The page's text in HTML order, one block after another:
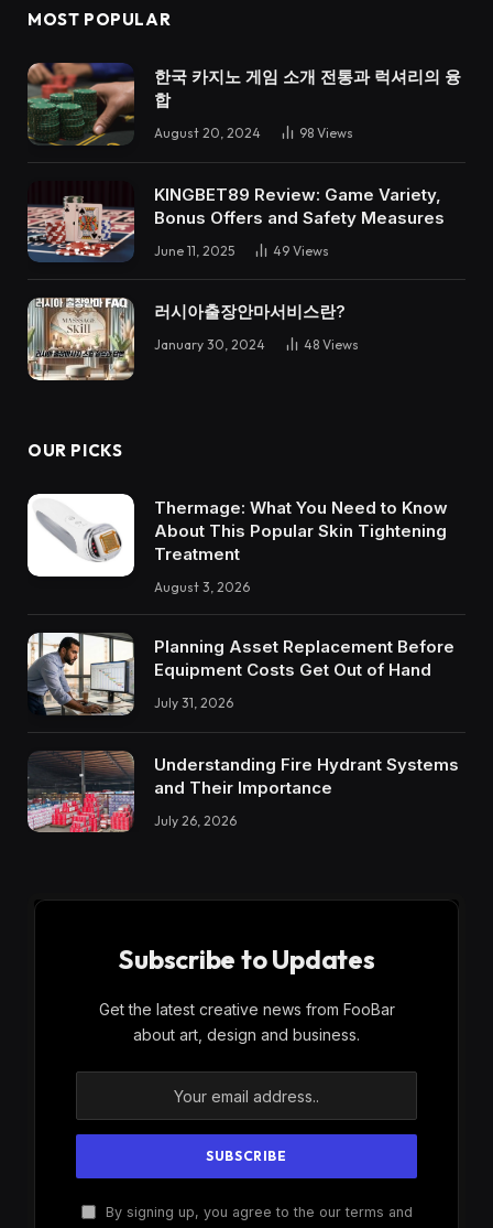
MOST POPULAR
한국 카지노 게임 소개 전통과 럭셔리의 융
합
August 20, 2024 98 Views
KINGBET89 Review: Game Variety,
Bonus Offers and Safety Measures
June 11, 2025 49 Views
러시아출장안마서비스란?
January 30, 2024 48 Views
OUR PICKS
Thermage: What You Need to Know
About This Popular Skin Tightening
Treatment
August 3, 2026
Planning Asset Replacement Before
Equipment Costs Get Out of Hand
July 31, 2026
Understanding Fire Hydrant Systems
and Their Importance
July 26, 2026
Subscribe to Updates
Get the latest creative news from FooBar
about art, design and business.
By signing up, you agree to the our terms and